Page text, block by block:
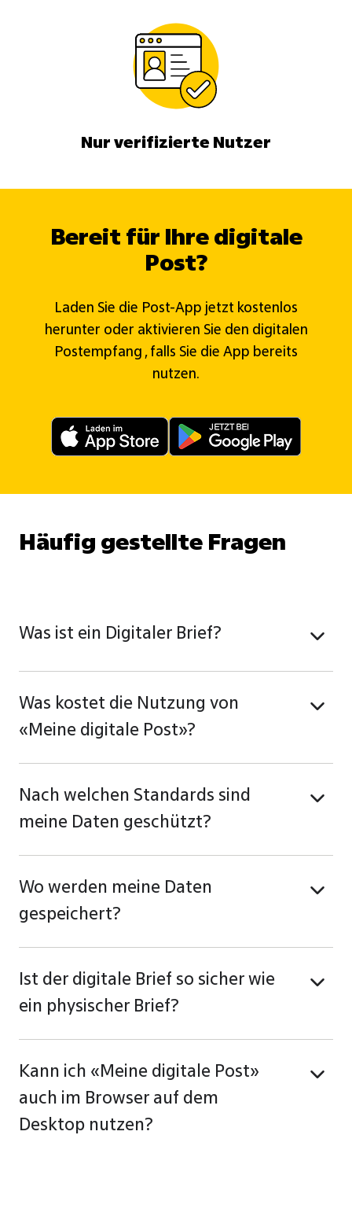
Nur verifizierte Nutzer
Bereit für Ihre digitale
Post?
Laden Sie die Post-App jetzt kostenlos
herunter oder aktivieren Sie den digitalen
Postempfang , falls Sie die App bereits
nutzen.
Häufig gestellte Fragen
Was ist ein Digitaler Brief?
Was kostet die Nutzung von
«Meine digitale Post»?
Nach welchen Standards sind
meine Daten geschützt?
Wo werden meine Daten
gespeichert?
Ist der digitale Brief so sicher wie
ein physischer Brief?
Kann ich «Meine digitale Post»
auch im Browser auf dem
Desktop nutzen?